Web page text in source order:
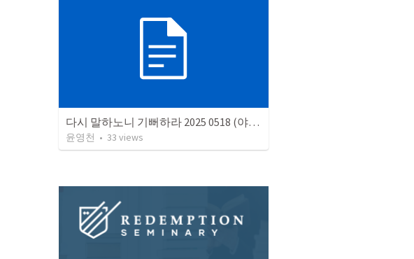
다시 말하노니 기뻐하라 2025 0518 (야외예배) 빌4:4
윤영천 • 33 views